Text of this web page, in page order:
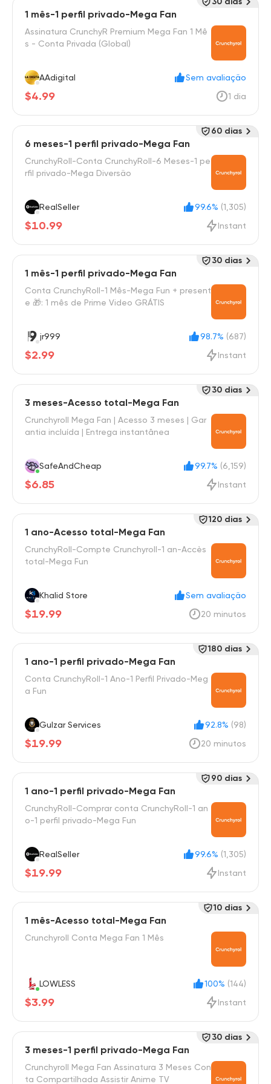
1 mês-1 perfil privado-Mega Fan
Assinatura CrunchyR Premium Mega Fan 1 Mê
s - Conta Privada (Global)
AAdigital Sem avaliação
$4.99 1 dia
6 meses-1 perfil privado-Mega Fan
CrunchyRoll-Conta CrunchyRoll-6 Meses-1 pe
rfil privado-Mega Diversão
RealSeller 99.6% (1,305)
$10.99 Instant
60 dias
1 mês-1 perfil privado-Mega Fan
Conta CrunchyRoll-1 Mês-Mega Fun + present
e 🎁: 1 mês de Prime Video GRÁTIS
jr999 98.7% (687)
$2.99 Instant
30 dias
3 meses-Acesso total-Mega Fan
Crunchyroll Mega Fan | Acesso 3 meses | Gar
antia incluída | Entrega instantânea
SafeAndCheap 99.7% (6,159)
$6.85 Instant
30 dias
1 ano-Acesso total-Mega Fan
CrunchyRoll-Compte Crunchyroll-1 an-Accès
total-Mega Fun
Khalid Store Sem avaliação
$19.99 20 minutos
120 dias
1 ano-1 perfil privado-Mega Fan
Conta CrunchyRoll-1 Ano-1 Perfil Privado-Meg
a Fun
Gulzar Services 92.8% (98)
$19.99 20 minutos
180 dias
1 ano-1 perfil privado-Mega Fan
CrunchyRoll-Comprar conta CrunchyRoll-1 an
o-1 perfil privado-Mega Fun
RealSeller 99.6% (1,305)
$19.99 Instant
90 dias
1 mês-Acesso total-Mega Fan
Crunchyroll Conta Mega Fan 1 Mês
LOWLESS 100% (144)
$3.99 Instant
10 dias
3 meses-1 perfil privado-Mega Fan
Crunchyroll Mega Fan Assinatura 3 Meses Con
ta Compartilhada Assistir Anime TV
30 dias